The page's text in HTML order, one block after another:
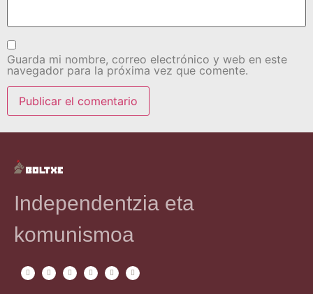
Guarda mi nombre, correo electrónico y web en este
navegador para la próxima vez que comente.
Independentzia eta
komunismoa